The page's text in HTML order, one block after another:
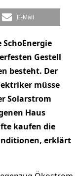
E-Mail
Gestell
besteht. Der
müsse
Solarstrom
Haus
kaufen die
erklärt